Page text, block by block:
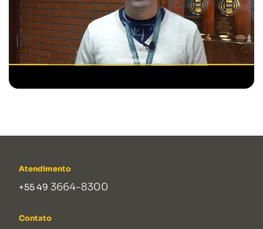
Atendimento
+55 49 3664-8300
Contato